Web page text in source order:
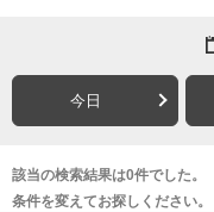
今日
該当の検索結果は0件でした。
条件を変えてお探しください。